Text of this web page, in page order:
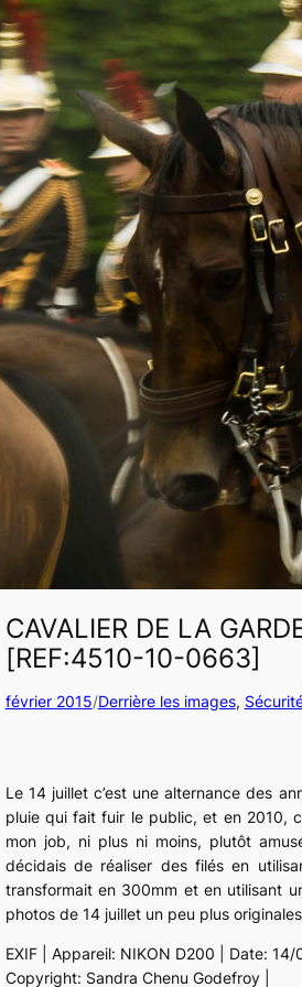
CAVALIER DE LA
[REF:4510-10-0663]
février 2015/Derrière les images,
Le 14 juillet c’est une alternance des
pluie qui fait fuir le public, et en 2010,
mon job, ni plus ni moins, plutôt
décidais de réaliser des filés en
transformait en 300mm et en utilisant
photos de 14 juillet un peu plus
EXIF | Appareil: NIKON D200 | Date:
Copyright: Sandra Chenu Godefroy |